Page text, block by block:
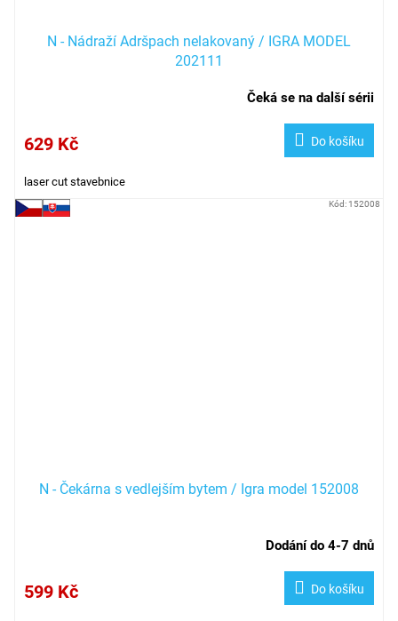
N - Nádraží Adršpach nelakovaný / IGRA MODEL
202111
Čeká se na další sérii
629 Kč Do košíku
laser cut stavebnice
N - Čekárna s vedlejším bytem / Igra model 152008
Dodání do 4-7 dnů
599 Kč Do košíku
Kód: 152008